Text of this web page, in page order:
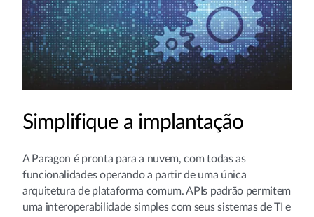
Simplifique a implantação
A Paragon é pronta para a nuvem, com todas as
funcionalidades operando a partir de uma única
arquitetura de plataforma comum. APIs padrão permitem
uma interoperabilidade simples com seus sistemas de TI e